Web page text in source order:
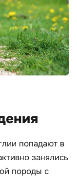
попадают в
занялись
породы с